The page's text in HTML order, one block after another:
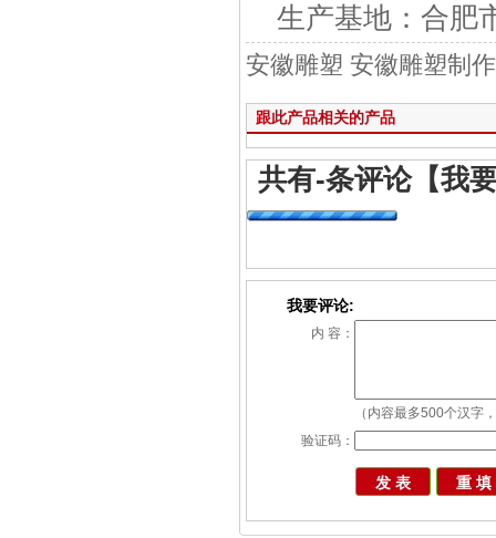
生产基地：合肥
安徽雕塑 安徽雕塑制
跟此产品相关的产品
共有-条评论【我
我要评论:
内 容：
（内容最多500个汉字
验证码：